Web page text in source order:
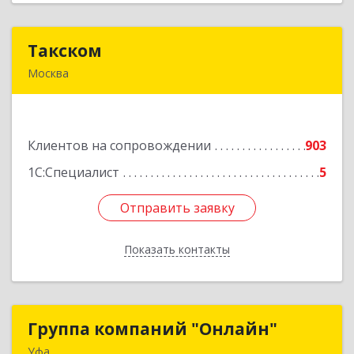
Такском
Москва
Клиентов на сопровождении
903
1С:Специалист
5
Отправить заявку
Показать контакты
Подробнее
Отправить заявку
Назад
Группа компаний "Онлайн"
Группа компаний "Онлайн"